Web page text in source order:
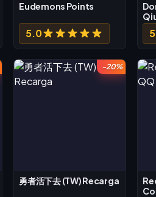
Eudemons Points
5.0
-20%
勇者活下去 (TW) Recarga